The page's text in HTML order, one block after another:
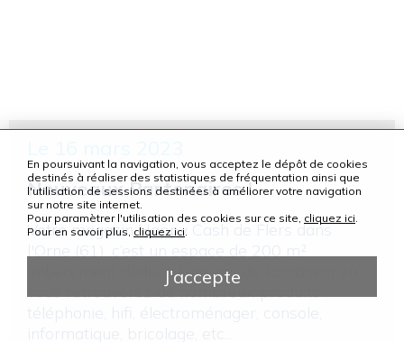
Nouveaux Partenaires !
Votre magasin Happy Cash de Flers dans
entièrement dédié à l’univers de l’occasion où
vous retrouverez de nombreux produits :
En poursuivant la navigation, vous acceptez le dépôt de cookies
destinés à réaliser des statistiques de fréquentation ainsi que
l'utilisation de sessions destinées à améliorer votre navigation
sur notre site internet.
Pour paramètrer l'utilisation des cookies sur ce site, cliquez ici.
Pour en savoir plus, cliquez ici.
J'accepte